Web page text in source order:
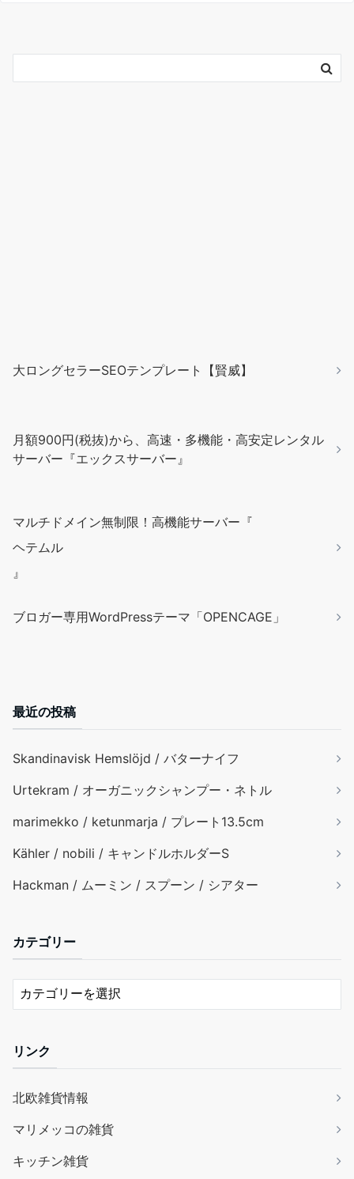
大ロングセラーSEOテンプレート【賢威】
月額900円(税抜)から、高速・多機能・高安定レンタル
サーバー『エックスサーバー』
マルチドメイン無制限！高機能サーバー『
ヘテムル
』
ブロガー専用WordPressテーマ「OPENCAGE」
最近の投稿
Skandinavisk Hemslöjd / バターナイフ
Urtekram / オーガニックシャンプー・ネトル
marimekko / ketunmarja / プレート13.5cm
Kähler / nobili / キャンドルホルダーS
Hackman / ムーミン / スプーン / シアター
カテゴリー
リンク
北欧雑貨情報
マリメッコの雑貨
キッチン雑貨